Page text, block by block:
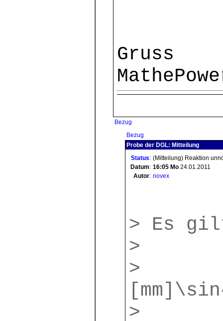
Gruss
Bezug
Bezug
Probe der DGL: Mitteilung
Status: (Mitteilung) Reaktion
Datum: 16:05 Mo 24.01.2011
Autor: novex
> Es
>
>
>